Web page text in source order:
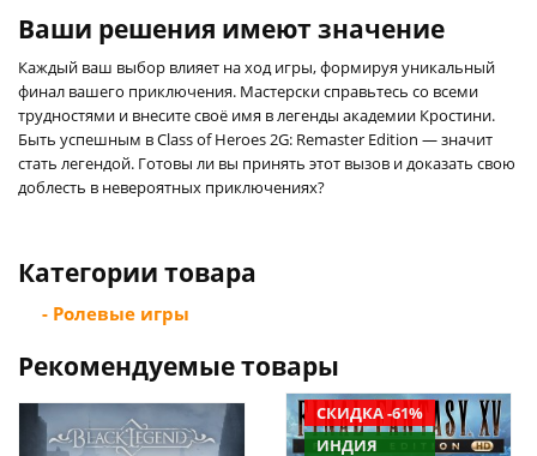
Ваши решения имеют значение
Каждый ваш выбор влияет на ход игры, формируя уникальный
финал вашего приключения. Мастерски справьтесь со всеми
трудностями и внесите своё имя в легенды академии Кростини.
Быть успешным в Class of Heroes 2G: Remaster Edition — значит
стать легендой. Готовы ли вы принять этот вызов и доказать свою
доблесть в невероятных приключениях?
Категории товара
- Ролевые игры
Рекомендуемые товары
СКИДКА -61%
ИНДИЯ